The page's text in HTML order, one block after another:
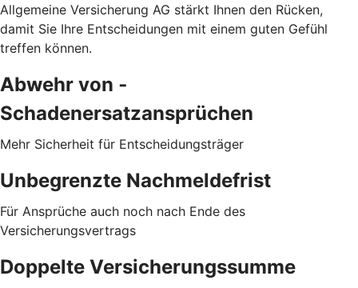
Allgemeine Versicherung AG stärkt Ihnen den Rücken,
damit Sie Ihre Entscheidungen mit einem guten Gefühl
treffen können.
Abwehr von ­
Schadenersatzansprüchen
Mehr Sicherheit für Entscheidungsträger
Unbegrenzte Nachmeldefrist
Für Ansprüche auch noch nach Ende des
Versicherungsvertrags
Doppelte Versicherungssumme